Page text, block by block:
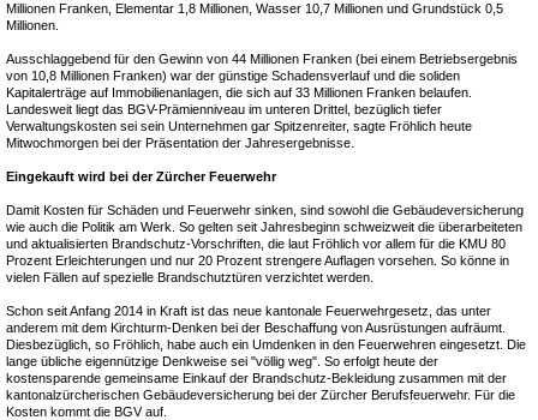
Millionen Franken, Elementar 1,8 Millionen, Wasser 10,7 Millionen und Grundstück 0,5
Millionen.
Ausschlaggebend für den Gewinn von 44 Millionen Franken (bei einem Betriebsergebnis
von 10,8 Millionen Franken) war der günstige Schadensverlauf und die soliden
Kapitalerträge auf Immobilienanlagen, die sich auf 33 Millionen Franken belaufen.
Landesweit liegt das BGV-Prämienniveau im unteren Drittel, bezüglich tiefer
Verwaltungskosten sei sein Unternehmen gar Spitzenreiter, sagte Fröhlich heute
Mitwochmorgen bei der Präsentation der Jahresergebnisse.
Eingekauft wird bei der Zürcher Feuerwehr
Damit Kosten für Schäden und Feuerwehr sinken, sind sowohl die Gebäudeversicherung
wie auch die Politik am Werk. So gelten seit Jahresbeginn schweizweit die überarbeiteten
und aktualisierten Brandschutz-Vorschriften, die laut Fröhlich vor allem für die KMU 80
Prozent Erleichterungen und nur 20 Prozent strengere Auflagen vorsehen. So könne in
vielen Fällen auf spezielle Brandschutztüren verzichtet werden.
Schon seit Anfang 2014 in Kraft ist das neue kantonale Feuerwehrgesetz, das unter
anderem mit dem Kirchturm-Denken bei der Beschaffung von Ausrüstungen aufräumt.
Diesbezüglich, so Fröhlich, habe auch ein Umdenken in den Feuerwehren eingesetzt. Die
lange übliche eigennützige Denkweise sei "völlig weg". So erfolgt heute der
kostensparende gemeinsame Einkauf der Brandschutz-Bekleidung zusammen mit der
kantonalzürcherischen Gebäudeversicherung bei der Zürcher Berufsfeuerwehr. Für die
Kosten kommt die BGV auf.